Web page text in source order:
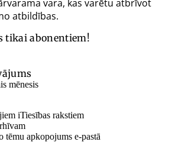
vara, kas varētu atbrīvot
atbildības.
tikai abonentiem!
mēnesis
iTiesības rakstiem
tēmu apkopojums e-pastā